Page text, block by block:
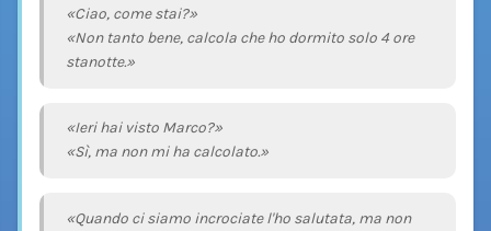
«Ciao, come stai?»
«Non tanto bene, calcola che ho dormito solo 4 ore
stanotte.»
«Ieri hai visto Marco?»
«Sì, ma non mi ha calcolato.»
«Quando ci siamo incrociate l'ho salutata, ma non